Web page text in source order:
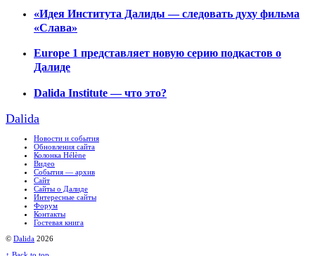
«Идея Института Далиды — следовать духу фильма
«Слава»
Europe 1 представляет новую серию подкастов о
Далиде
Dalida Institute — что это?
Dalida
Новости и события
Обновления сайта
Колонка Hélène
Видео
События — архив
Сайт
Сайты о Далиде
Интересные сайты
Форум
Контакты
Гостевая книга
© Dalida 2026